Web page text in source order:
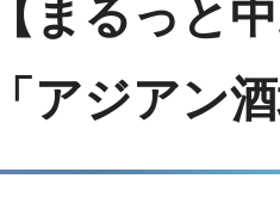
【まるっと
「アジアン